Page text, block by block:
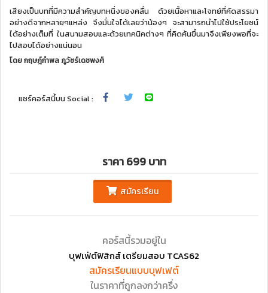
เสียงเป็นบทที่มีความสำคัญบทหนึ่งของคลื่น ด้วยเนื้อหาและโจทย์ที่คัดสรรมา
อย่างดีจากหลายๆแหล่ง จึงมั่นใจได้เลยว่าน้องๆ จะสามารถนำไปใช้ประโยชน์
ได้อย่างเต็มที่ ในสนามสอบและด้วยเทคนิคต่างๆ ที่คิดค้นขึ้นมาจึงเพียงพอที่จะ
ไปสอบได้อย่างแน่นอน
โดยกฤษฎ์กำพล ภูวัชร์เดชพงศ์
แชร์คอร์สนี้บน Social :
ราคา 699 บาท
สมัครเรียน
คอร์สนี้รวมอยู่ใน
บุฟเฟ่ต์ฟิสิกส์ เตรียมสอบ TCAS62
สมัครเรียนแบบบุฟเฟต์
ในราคาที่ถูกลงกว่าครึ่ง